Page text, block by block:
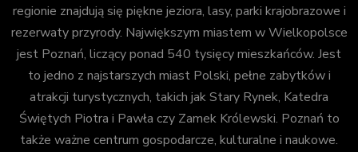
regionie znajdują się piękne jeziora, lasy, parki krajobrazowe i
rezerwaty przyrody. Największym miastem w Wielkopolsce
jest Poznań, liczący ponad 540 tysięcy mieszkańców. Jest
to jedno z najstarszych miast Polski, pełne zabytków i
atrakcji turystycznych, takich jak Stary Rynek, Katedra
Świętych Piotra i Pawła czy Zamek Królewski. Poznań to
także ważne centrum gospodarcze, kulturalne i naukowe.